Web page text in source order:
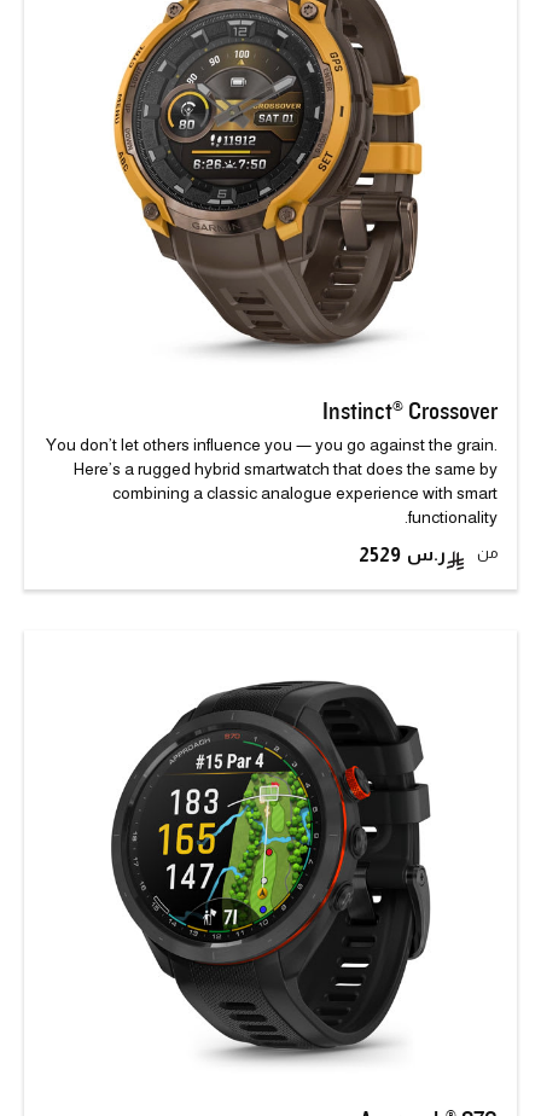
Instinct® Crossover
You don’t let others influence you — you go against the grain.
Here’s a rugged hybrid smartwatch that does the same by
combining a classic analogue experience with smart
functionality.
من 2529